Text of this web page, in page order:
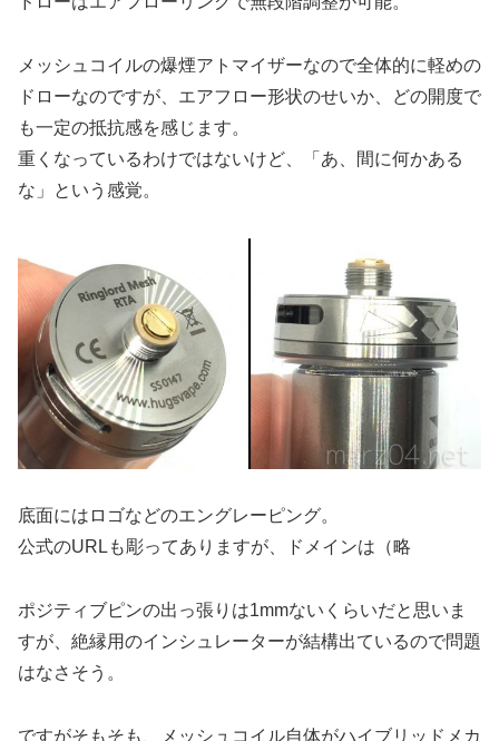
メッシュコイルの爆煙アトマイザーなので全体的に軽めの
ドローなのですが、エアフロー形状のせいか、どの開度で
も一定の抵抗感を感じます。
重くなっているわけではないけど、「あ、間に何かある
な」という感覚。
底面にはロゴなどのエングレーピング。
公式のURLも彫ってありますが、ドメインは（略
ポジティブピンの出っ張りは1mmないくらいだと思いま
すが、絶縁用のインシュレーターが結構出ているので問題
はなさそう。
ですがそもそも、メッシュコイル自体がハイブリッドメカ